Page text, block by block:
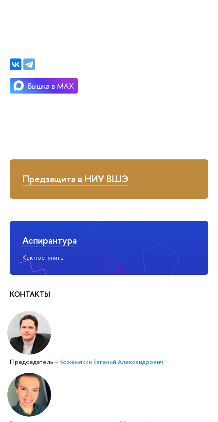
Предзащита в НИУ ВШЭ
Аспирантура
Как поступить
КОНТАКТЫ
Председатель– Кожемякин Евгений Александрович